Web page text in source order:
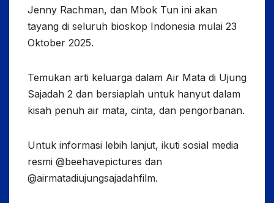
Jenny Rachman, dan Mbok Tun ini akan
tayang di seluruh bioskop Indonesia mulai 23
Oktober 2025.
Temukan arti keluarga dalam Air Mata di Ujung
Sajadah 2 dan bersiaplah untuk hanyut dalam
kisah penuh air mata, cinta, dan pengorbanan.
Untuk informasi lebih lanjut, ikuti sosial media
resmi @beehavepictures dan
@airmatadiujungsajadahfilm.